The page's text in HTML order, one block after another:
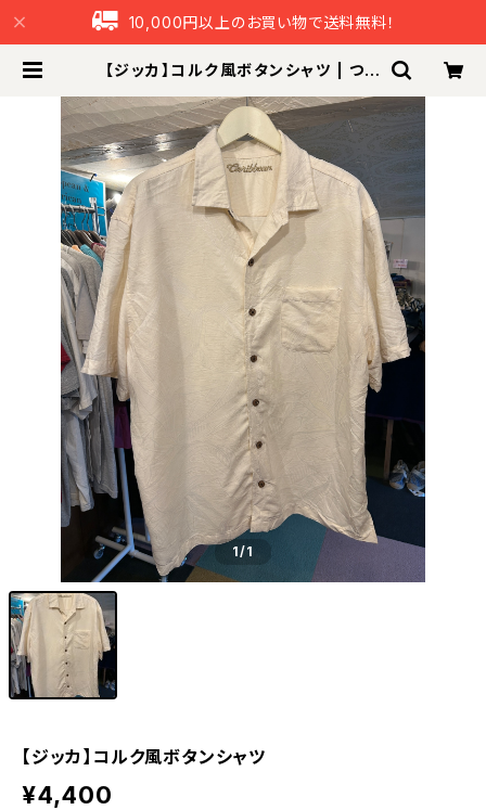
10,000円以上のお買い物で送料無料！
【ジッカ】コルク風ボタンシャツ | つな
1/1
【ジッカ】コルク風ボタンシャツ
¥4,400